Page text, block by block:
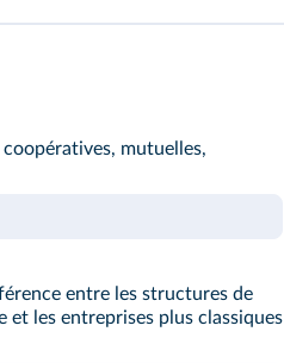
mutuelles,
entre les structures de
et les entreprises plus classiques